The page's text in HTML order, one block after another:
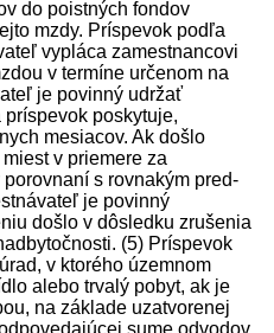
do poistných fondov
mzdy. Príspevok podľa
vypláca zamestnancovi
v termíne určenom na
je povinný udržať
príspevok poskytuje,
mesiacov. Ak došlo
v priemere za
s rovnakým pred­
je povinný
došlo v dôsledku zrušenia
(5) Príspevok
v ktorého územnom
alebo trvalý pobyt, ak je
na základe uzatvorenej
sume odvodov